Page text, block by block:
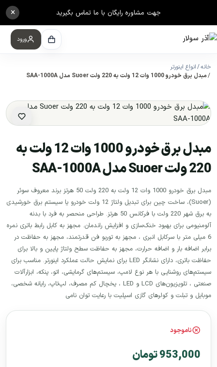
جهت مشاوره رایگان با ما تماس بگیرید ×
ورود
خانه انواع اینورتر
مبدل برق خودرو 1000 وات 12 ولت به 220 ولت Suoer مدل SAA-1000A
مبدل برق خودرو 1000 وات 12 ولت به
220 ولت Suoer مدل SAA-1000A
مبدل برق خودرو 1000 وات 12 ولت به 220 ولت 50 هرتز برند معروف سوئر
(Suoer)، ساخت چین برای تبدیل ولتاژ 12 ولت خودرو یا سیستم برق خورشیدی
به برق شهر 220 ولت با فرکانس 50 هرتز. طراحی منحصر به فرد با بدنه
آلومنیومی برای بهبود خنک‌سازی و افزایش راندمان. مجهز به کابل رابط باتری نمره
6 میلی متر با سرکابل انبری ، مجهز به توربو فن قدرتمند، مجهز به حفاظت در
برابر اضافه بار و اضافه حرارت، مجهز به حفاظت سطح ولتاژ پایین و بالا برای
حفاظت باتری، دارای نشانگر LED برای نمایش حالت عملکرد اینورتر. مناسب برای
سیستم‌های روشنایی با هر نوع لامپ، سیستم‌های گرمایشی، اتو، پنکه، ابزارآلات
صنعتی ، تلویزیون‌های LCD و LED ، یخچال کم مصرف، لپ‌تاپ، رایانه شخصی،
موبایل و تبلت و کولرهای گازی اسپلیت با رعایت توان نامی
ناموجود
953,000 تومان